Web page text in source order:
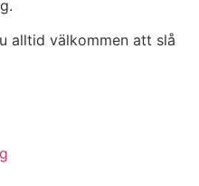
alltid välkommen att slå